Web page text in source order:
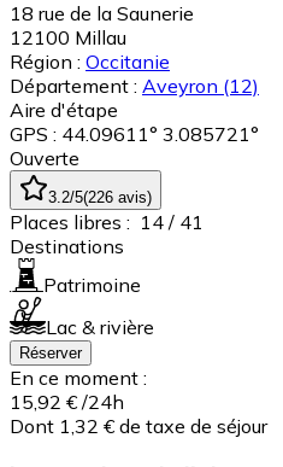
18 rue de la Saunerie
12100 Millau
Région : Occitanie
Département : Aveyron (12)
Aire d'étape
GPS : 44.09611° 3.085721°
Ouverte
3.2/5(226 avis)
Places libres : 14 / 41
Destinations
Patrimoine
Lac & rivière
Réserver
En ce moment :
15,92 € /24h
Dont 1,32 € de taxe de séjour